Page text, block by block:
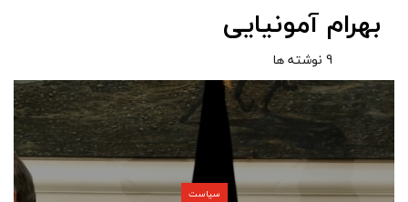
بهرام آمونیایی
9 نوشته ها
سیاست